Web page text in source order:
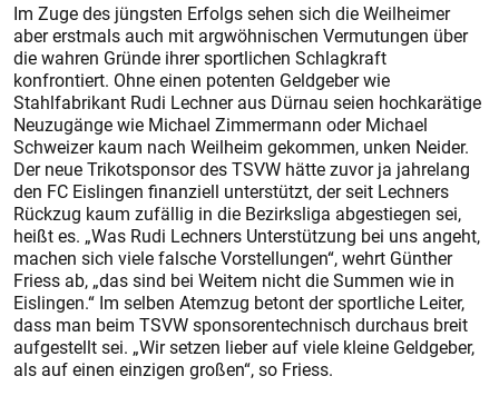
Im Zuge des jüngsten Erfolgs sehen sich die Weilheimer
aber erstmals auch mit argwöhnischen Vermutungen über
die wahren Gründe ihrer sportlichen Schlagkraft
konfrontiert. Ohne einen potenten Geldgeber wie
Stahlfabrikant Rudi Lechner aus Dürnau seien hochkarätige
Neuzugänge wie Michael Zimmermann oder Michael
Schweizer kaum nach Weilheim gekommen, unken Neider.
Der neue Trikotsponsor des TSVW hätte zuvor ja jahrelang
den FC Eislingen finanziell unterstützt, der seit Lechners
Rückzug kaum zufällig in die Bezirksliga abgestiegen sei,
heißt es. „Was Rudi Lechners Unterstützung bei uns angeht,
machen sich viele falsche Vorstellungen“, wehrt Günther
Friess ab, „das sind bei Weitem nicht die Summen wie in
Eislingen.“ Im selben Atemzug betont der sportliche Leiter,
dass man beim TSVW sponsorentechnisch durchaus breit
aufgestellt sei. „Wir setzen lieber auf viele kleine Geldgeber,
als auf einen einzigen großen“, so Friess.